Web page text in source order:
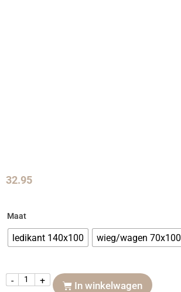
32.95
Maat
ledikant 140x100 wieg/wagen 70x100
- + In winkelwagen